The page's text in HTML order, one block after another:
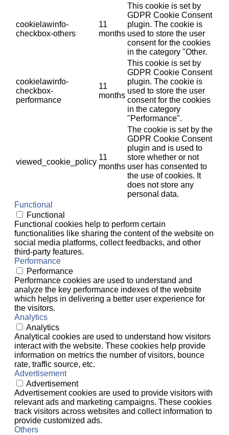
cookielawinfo-
checkbox-others
11
months
This cookie is set by
GDPR Cookie Consent
plugin. The cookie is
used to store the user
consent for the cookies
in the category "Other.
cookielawinfo-
checkbox-
performance
11
months
This cookie is set by
GDPR Cookie Consent
plugin. The cookie is
used to store the user
consent for the cookies
in the category
"Performance".
viewed_cookie_policy
11
months
The cookie is set by the
GDPR Cookie Consent
plugin and is used to
store whether or not
user has consented to
the use of cookies. It
does not store any
personal data.
Functional
Functional
Functional cookies help to perform certain
functionalities like sharing the content of the website on
social media platforms, collect feedbacks, and other
third-party features.
Performance
Performance
Performance cookies are used to understand and
analyze the key performance indexes of the website
which helps in delivering a better user experience for
the visitors.
Analytics
Analytics
Analytical cookies are used to understand how visitors
interact with the website. These cookies help provide
information on metrics the number of visitors, bounce
rate, traffic source, etc.
Advertisement
Advertisement
Advertisement cookies are used to provide visitors with
relevant ads and marketing campaigns. These cookies
track visitors across websites and collect information to
provide customized ads.
Others